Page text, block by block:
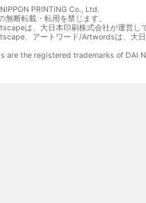
PRINTING Co., Ltd.
無断転載・転用を禁じます。
は、大日本印刷株式会社が運営し
、アートワード/Artwordsは、大
are the registered trademarks of DAI